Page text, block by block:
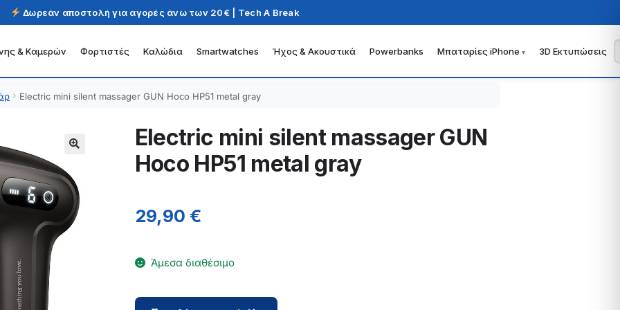
Δωρεάν αποστολή για αγορές άνω των 20€ | Tech A Break
& Καμερών Φορτιστές Καλώδια Smartwatches Ήχος & Ακουστικά Powerbanks Μπαταρίες iPhone 3D Εκτυπώσεις
Electric mini silent massager GUN Hoco HP51 metal gray
Electric mini silent massager GUN
Hoco HP51 metal gray
29,90 €
Άμεσα διαθέσιμο
Electric